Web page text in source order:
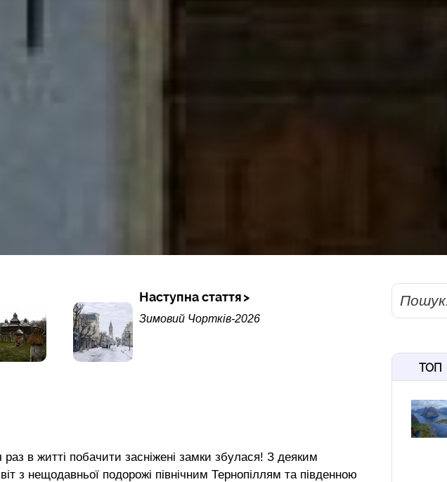
Наступна стаття
Зимовий Чортків-2026
в житті побачити засніжені замки збулася! З деяким
з нещодавньої подорожі північним Тернопіллям та південною
Пошук
ТОП